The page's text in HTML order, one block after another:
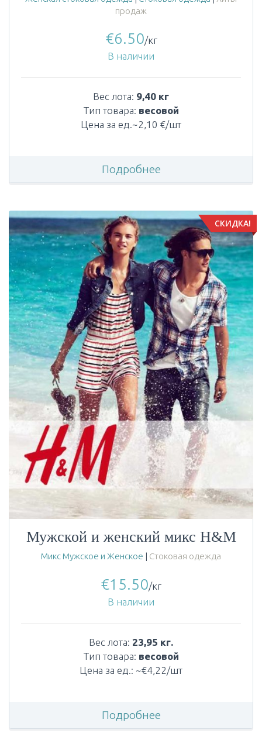
продаж
€6.50/кг
В наличии
Вес лота: 9,40 кг
Тип товара: весовой
Цена за ед.~2,10 €/шт
Подробнее
СКИДКА!
Мужской и женский микс H&M
Микс Мужское и Женское | Стоковая одежда
€15.50/кг
В наличии
Вес лота: 23,95 кг.
Тип товара: весовой
Цена за ед.: ~€4,22/шт
Подробнее